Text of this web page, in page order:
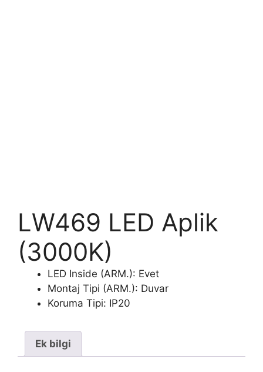
LW469 LED Aplik
(3000K)
LED Inside (ARM.): Evet
Montaj Tipi (ARM.): Duvar
Koruma Tipi: IP20
Ek bilgi